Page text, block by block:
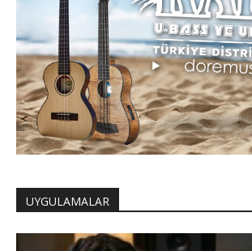
UYGULAMALAR